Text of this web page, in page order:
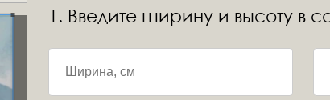
1. Введите ширину и высоту в